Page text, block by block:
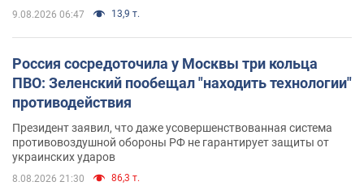
9.08.2026 06:47 13,9 т.
Россия сосредоточила у Москвы три кольца
ПВО: Зеленский пообещал "находить технологии"
противодействия
Президент заявил, что даже усовершенствованная система
противовоздушной обороны РФ не гарантирует защиты от
украинских ударов
8.08.2026 21:30 86,3 т.